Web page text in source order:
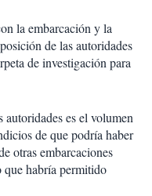
la embarcación y la
de las autoridades
de investigación para
es el volumen
de que podría haber
otras embarcaciones
habría permitido